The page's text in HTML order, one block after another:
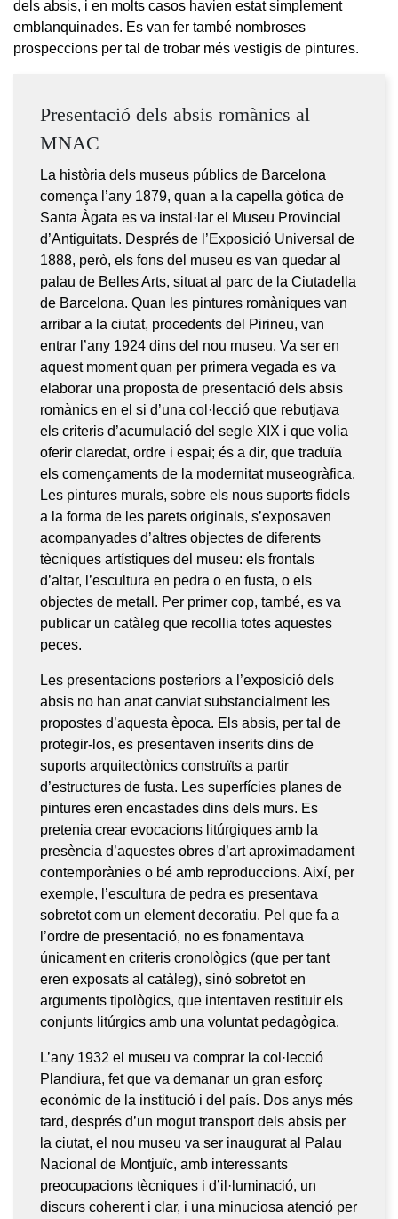
dels absis, i en molts casos havien estat simplement
emblanquinades. Es van fer també nombroses
prospeccions per tal de trobar més vestigis de pintures.
Presentació dels absis romànics al
MNAC
La història dels museus públics de Barcelona
comença l’any 1879, quan a la capella gòtica de
Santa Àgata es va instal·lar el Museu Provincial
d’Antiguitats. Després de l’Exposició Universal de
1888, però, els fons del museu es van quedar al
palau de Belles Arts, situat al parc de la Ciutadella
de Barcelona. Quan les pintures romàniques van
arribar a la ciutat, procedents del Pirineu, van
entrar l’any 1924 dins del nou museu. Va ser en
aquest moment quan per primera vegada es va
elaborar una proposta de presentació dels absis
romànics en el si d’una col·lecció que rebutjava
els criteris d’acumulació del segle XIX i que volia
oferir claredat, ordre i espai; és a dir, que traduïa
els començaments de la modernitat museogràfica.
Les pintures murals, sobre els nous suports fidels
a la forma de les parets originals, s’exposaven
acompanyades d’altres objectes de diferents
tècniques artístiques del museu: els frontals
d’altar, l’escultura en pedra o en fusta, o els
objectes de metall. Per primer cop, també, es va
publicar un catàleg que recollia totes aquestes
peces.
Les presentacions posteriors a l’exposició dels
absis no han anat canviat substancialment les
propostes d’aquesta època. Els absis, per tal de
protegir-los, es presentaven inserits dins de
suports arquitectònics construïts a partir
d’estructures de fusta. Les superfícies planes de
pintures eren encastades dins dels murs. Es
pretenia crear evocacions litúrgiques amb la
presència d’aquestes obres d’art aproximadament
contemporànies o bé amb reproduccions. Així, per
exemple, l’escultura de pedra es presentava
sobretot com un element decoratiu. Pel que fa a
l’ordre de presentació, no es fonamentava
únicament en criteris cronològics (que per tant
eren exposats al catàleg), sinó sobretot en
arguments tipològics, que intentaven restituir els
conjunts litúrgics amb una voluntat pedagògica.
L’any 1932 el museu va comprar la col·lecció
Plandiura, fet que va demanar un gran esforç
econòmic de la institució i del país. Dos anys més
tard, després d’un mogut transport dels absis per
la ciutat, el nou museu va ser inaugurat al Palau
Nacional de Montjuïc, amb interessants
preocupacions tècniques i d’il·luminació, un
discurs coherent i clar, i una minuciosa atenció per